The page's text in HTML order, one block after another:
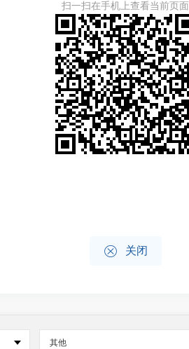
扫一扫在手机上查看当前页面
 关闭
其他